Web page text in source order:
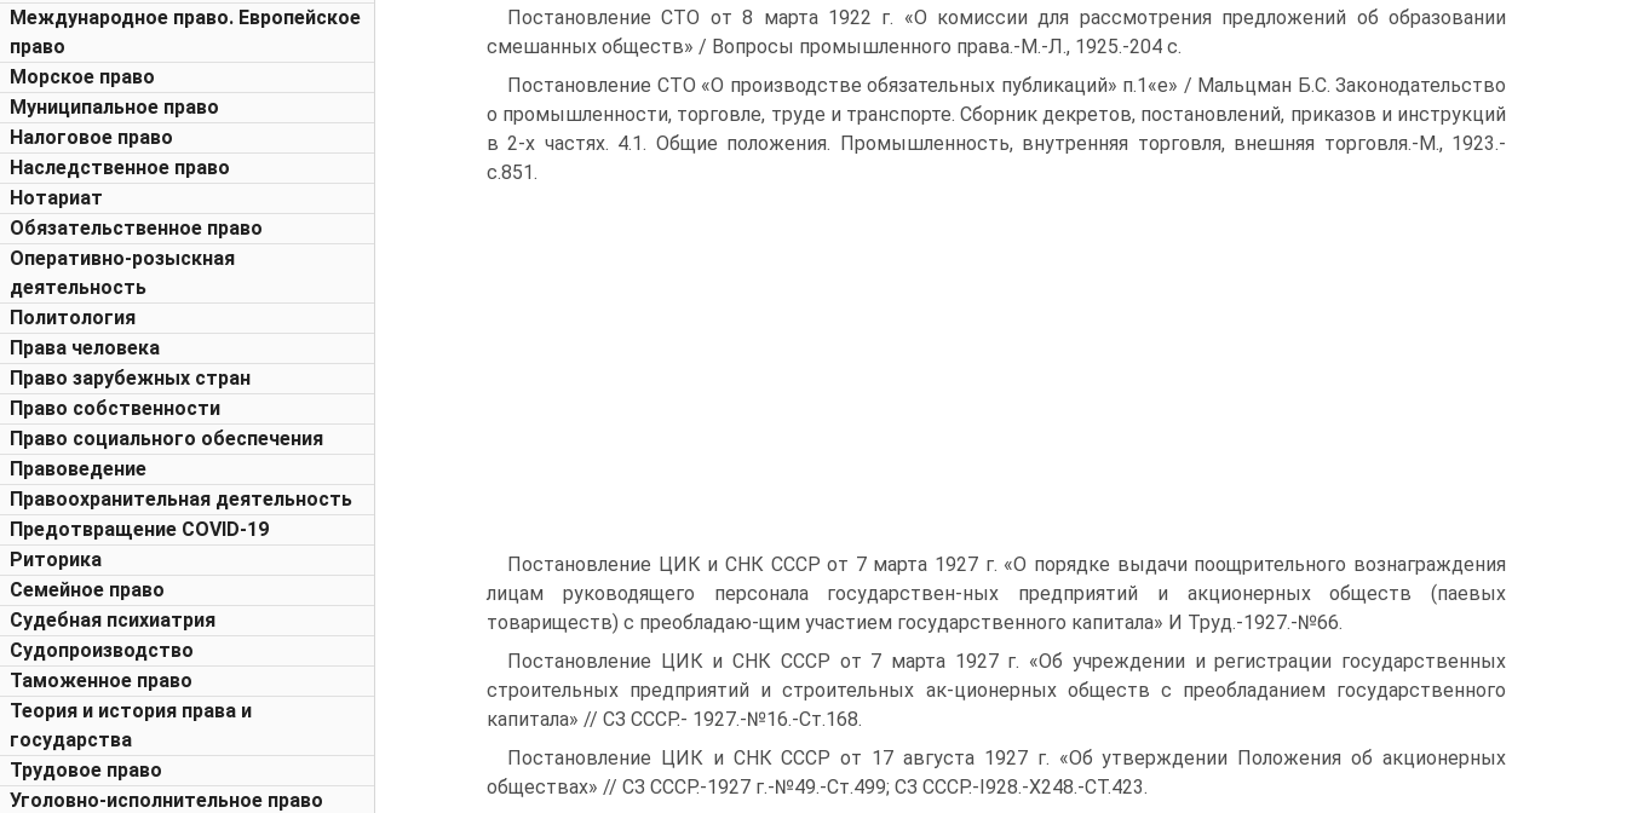
Международное право. Европейское
право
Морское право
Муниципальное право
Налоговое право
Наследственное право
Нотариат
Обязательственное право
Оперативно-розыскная
деятельность
Политология
Права человека
Право зарубежных стран
Право собственности
Право социального обеспечения
Правоведение
Правоохранительная деятельность
Предотвращение COVID-19
Риторика
Семейное право
Судебная психиатрия
Судопроизводство
Таможенное право
Теория и история права и
государства
Трудовое право
Уголовно-исполнительное право
Постановление СТО от 8 марта 1922 г. «О комиссии для рассмотрения предложений об образовании
смешанных обществ» / Вопросы промышленного права.-М.-Л., 1925.-204 с.
Постановление СТО «О производстве обязательных публикаций» п.1«е» / Мальцман Б.С. Законодательство
о промышленности, торговле, труде и транспорте. Сборник декретов, постановлений, приказов и инструкций
в 2-х частях. 4.1. Общие положения. Промышленность, внутренняя торговля, внешняя торговля.-М., 1923.-
c.851.
Постановление ЦИК и СНК СССР от 7 марта 1927 г. «О порядке выдачи поощрительного вознаграждения
лицам руководящего персонала государствен-ных предприятий и акционерных обществ (паевых
товариществ) с преобладаю-щим участием государственного капитала» И Труд.-1927.-№66.
Постановление ЦИК и СНК СССР от 7 марта 1927 г. «Об учреждении и регистрации государственных
строительных предприятий и строительных ак-ционерных обществ с преобладанием государственного
капитала» // СЗ СССР.- 1927.-№16.-Ст.168.
Постановление ЦИК и СНК СССР от 17 августа 1927 г. «Об утверждении Положения об акционерных
обществах» // СЗ СССР.-1927 г.-№49.-Ст.499; СЗ CCCP.-I928.-X248.-CT.423.